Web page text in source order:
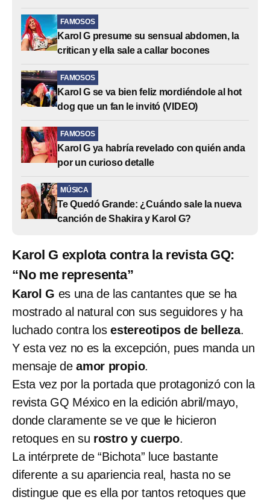
FAMOSOS
Karol G presume su sensual abdomen, la
critican y ella sale a callar bocones
FAMOSOS
Karol G se va bien feliz mordiéndole al hot
dog que un fan le invitó (VIDEO)
FAMOSOS
Karol G ya habría revelado con quién anda
por un curioso detalle
MÚSICA
Te Quedó Grande: ¿Cuándo sale la nueva
canción de Shakira y Karol G?
Karol G explota contra la revista GQ:
“No me representa”
Karol G es una de las cantantes que se ha
mostrado al natural con sus seguidores y ha
luchado contra losestereotipos de belleza.
Y esta vez no es la excepción, pues manda un
mensaje deamor propio.
Esta vez por la portada que protagonizó con la
revista GQ México en la edición abril/mayo,
donde claramente se ve que le hicieron
retoques en su rostro y cuerpo.
La intérprete de “Bichota” luce bastante
diferente a su apariencia real, hasta no se
distingue que es ella por tantos retoques que